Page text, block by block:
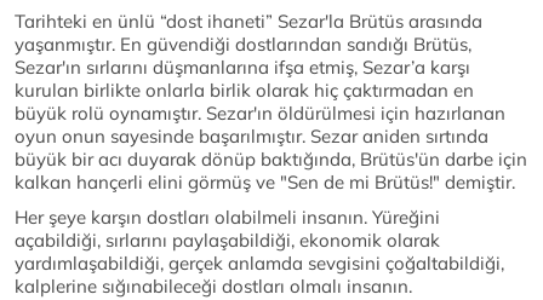
Tarihteki en ünlü “dost ihaneti” Sezar'la Brütüs arasında
yaşanmıştır. En güvendiği dostlarından sandığı Brütüs,
Sezar'ın sırlarını düşmanlarına ifşa etmiş, Sezar’a karşı
kurulan birlikte onlarla birlik olarak hiç çaktırmadan en
büyük rolü oynamıştır. Sezar'ın öldürülmesi için hazırlanan
oyun onun sayesinde başarılmıştır. Sezar aniden sırtında
büyük bir acı duyarak dönüp baktığında, Brütüs'ün darbe için
kalkan hançerli elini görmüş ve "Sen de mi Brütüs!" demiştir.
Her şeye karşın dostları olabilmeli insanın. Yüreğini
açabildiği, sırlarını paylaşabildiği, ekonomik olarak
yardımlaşabildiği, gerçek anlamda sevgisini çoğaltabildiği,
kalplerine sığınabileceği dostları olmalı insanın.